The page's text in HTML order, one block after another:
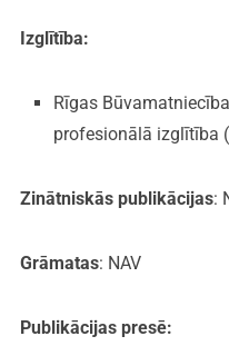
Izglītība:
Rīgas
profesionālā izglītība
Zinātniskās publikācijas:
Grāmatas: NAV
Publikācijas presē: